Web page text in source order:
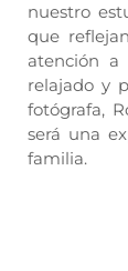
nuestro
que
atención
relajado y
fotógrafa,
será una
familia.